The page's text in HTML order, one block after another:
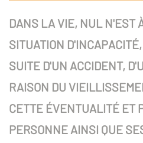
DANS LA VIE, NUL N'EST
SITUATION
SUITE D'UN ACCIDENT,
RAISON DU
CETTE ÉVENTUALITÉ ET
PERSONNE AINSI QUE